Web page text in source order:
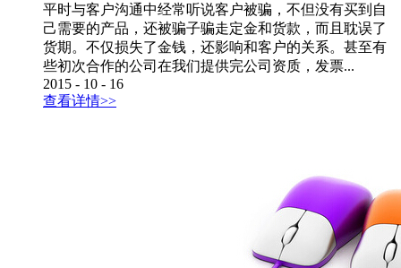
平时与客户沟通中经常听说客户被骗，不但没有买到自
己需要的产品，还被骗子骗走定金和货款，而且耽误了
货期。不仅损失了金钱，还影响和客户的关系。甚至有
些初次合作的公司在我们提供完公司资质，发票...
2015 - 10 - 16
查看详情>>